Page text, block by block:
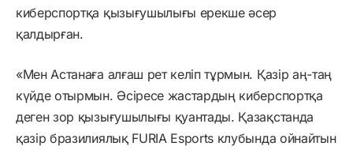
киберспортқа қызығушылығы ерекше әсер
қалдырған.
«Мен Астанаға алғаш рет келіп тұрмын. Қазір аң-таң
күйде отырмын. Әсіресе жастардың киберспортқа
деген зор қызығушылығы қуантады. Қазақстанда
қазір бразилиялық FURIA Esports клубында ойнайтын